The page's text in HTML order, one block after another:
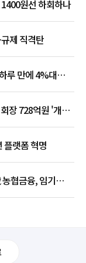
원선 하회하나
제 직격탄
루 만에 4%대
장 728억원 '개인
랫폼 혁명
협금융, 임기